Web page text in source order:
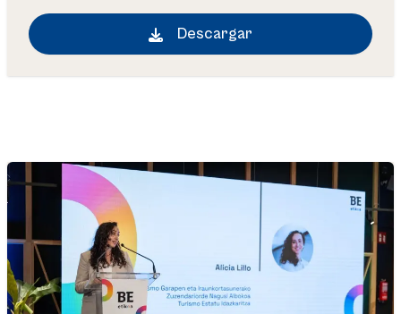
Descargar